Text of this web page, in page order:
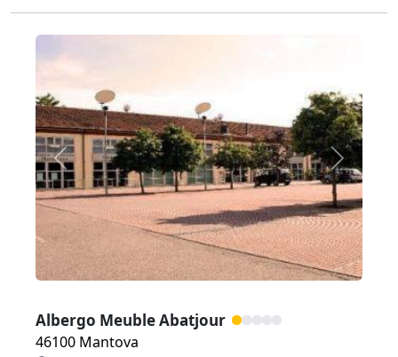
Zurück Weiter
Albergo Meuble Abatjour
46100 Mantova